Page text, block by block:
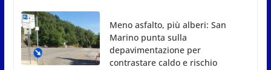
San Marino. USL: l’inferno di
Marcinelle diventi monito e
memoria collettiva